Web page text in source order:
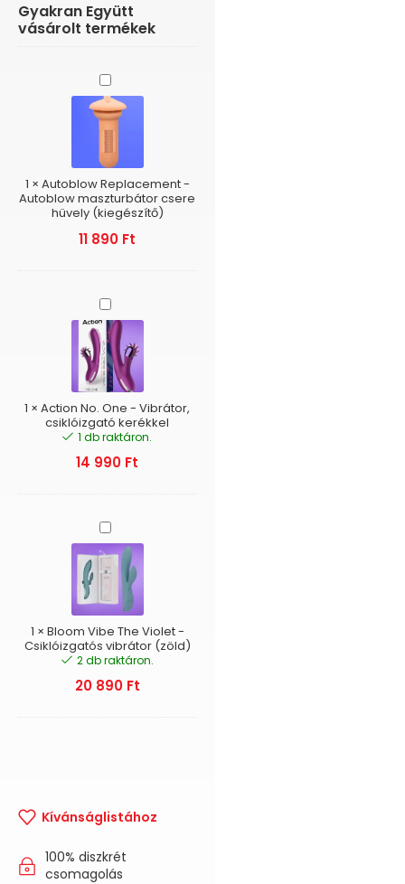
Gyakran Együtt
vásárolt termékek
Autoblow
Replacement
-
Autoblow
maszturbátor
csere
hüvely
(kiegészítő)
1 × Autoblow Replacement -
Autoblow maszturbátor csere
hüvely (kiegészítő)
11 890 Ft
Action
No.
One
-
Vibrátor,
csiklóizgató
kerékkel
1 ×Action No. One - Vibrátor,
csiklóizgató kerékkel
1 db raktáron.
14 990 Ft
Bloom
Vibe
The
Violet
Csiklóizgatós
vibrátor
(zöld)
1 × Bloom Vibe The Violet -
Csiklóizgatós vibrátor (zöld)
2 db raktáron.
20 890 Ft
Kívánságlistához
100% diszkrét
csomagolás